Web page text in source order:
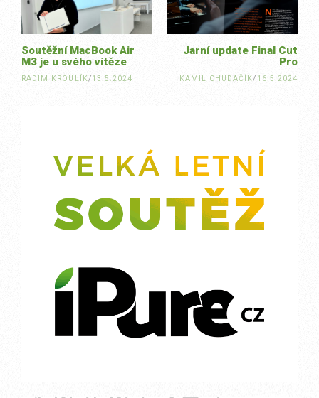
Jarní update Final Cut
Pro
KAMIL CHUDAČÍK/ 16.5.2024
Soutěžní MacBook Air
M3 je u svého vítěze
RADIM KROULÍK/13.5.2024